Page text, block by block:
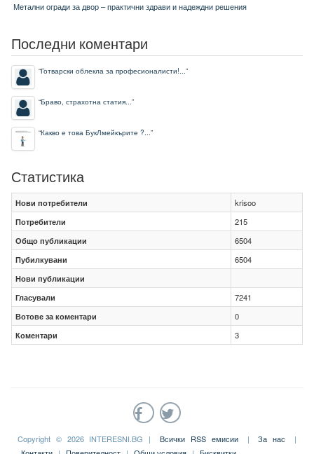
Метални огради за двор – практични здрави и надеждни решения
Последни коментари
“Готварски облекла за професионалисти!...”
“Браво, страхотна статия...”
“Какво е това БукЛмейкърите ?...”
Статистика
Нови потребители
krisoo
Потребители
215
Общо публикации
6504
Пубилкувани
6504
Нови публикации
Гласували
7241
Вотове за коментари
0
Коментари
3
Copyright © 2026 INTERESNI.BG | Всички RSS емисии | За нас
|